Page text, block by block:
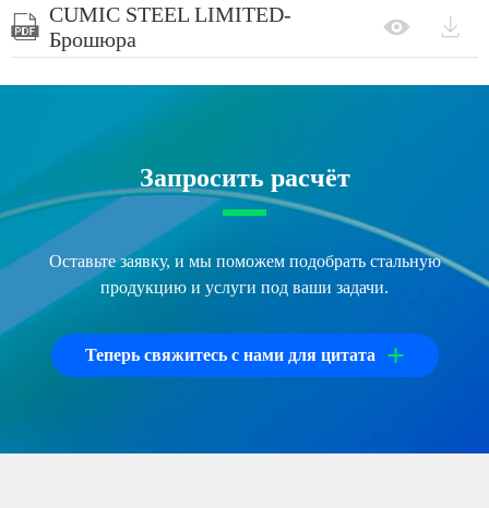
 CUMIC STEEL LIMITED-
Брошюра
 
Запросить расчёт
Оставьте заявку, и мы поможем подобрать стальную
продукцию и услуги под ваши задачи.
Теперь свяжитесь с нами для цитата +